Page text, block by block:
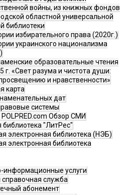
войны, из книжных фондов
областной универсальной
библиотеки
избирательного права (2020г.)
украинского национализма
образовательные чтения
г. «Свет разума и чистота души:
и нравственности»
карта
дат
системы
Обзор СМИ
библиотека "ЛитРес"
электронная библиотека (НЭБ)
электронная библиотека
информационные услуги
справочная служба
абонемент